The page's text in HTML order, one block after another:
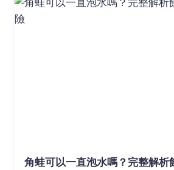
角蛙可以一直泡水嗎？完整解析